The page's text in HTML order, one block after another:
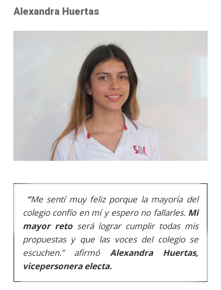
Alexandra Huertas
“Me sentí muy feliz porque la mayoría del
colegio confío en mí y espero no fallarles. Mi
mayor retoserá lograr cumplir todas mis
propuestas y que las voces del colegio se
escuchen.” afirmó Alexandra Huertas,
vicepersonera electa.